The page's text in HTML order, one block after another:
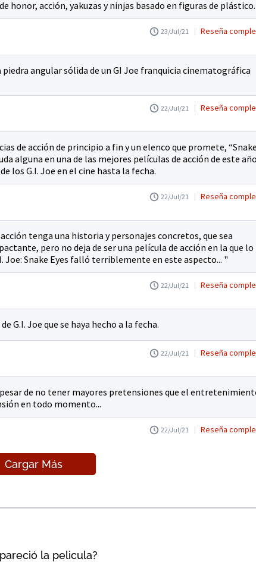
honor, acción, yakuzas y ninjas basado en figuras de plástico.
23/Jul/21 Reseña
angular sólida de un GI Joe franquicia cinematográfica
22/Jul/21 Reseña
de acción de principio a fin y un elenco que promete,
alguna en una de las mejores películas de acción de este
los G.I. Joe en el cine hasta la fecha.
22/Jul/21 Reseña
tenga una historia y personajes concretos, que sea
pero no deja de ser una película de acción en la que lo
Joe: Snake Eyes falló terriblemente en este aspecto... "
22/Jul/21 Reseña
G.I. Joe que se haya hecho a la fecha.
22/Jul/21 Reseña
pesar de no tener mayores pretensiones que el
en todo momento...
22/Jul/21 Reseña
Cargar Más
la pelicula?